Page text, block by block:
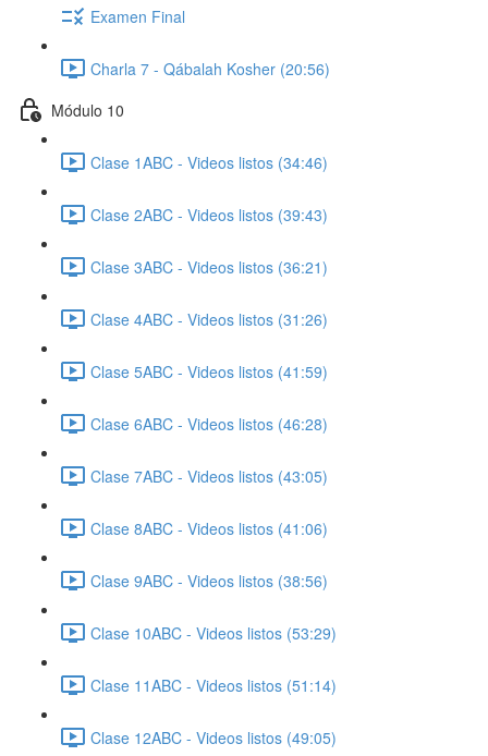
Examen Final
Charla 7 - Qábalah Kosher (20:56)
Módulo 10
Clase 1ABC - Videos listos (34:46)
Clase 2ABC - Videos listos (39:43)
Clase 3ABC - Videos listos (36:21)
Clase 4ABC - Videos listos (31:26)
Clase 5ABC - Videos listos (41:59)
Clase 6ABC - Videos listos (46:28)
Clase 7ABC - Videos listos (43:05)
Clase 8ABC - Videos listos (41:06)
Clase 9ABC - Videos listos (38:56)
Clase 10ABC - Videos listos (53:29)
Clase 11ABC - Videos listos (51:14)
Clase 12ABC - Videos listos (49:05)